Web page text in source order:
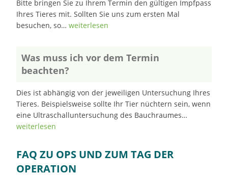
Bitte bringen Sie zu Ihrem Termin den gültigen Impfpass
Ihres Tieres mit. Sollten Sie uns zum ersten Mal
besuchen, so…weiterlesen
Was muss ich vor dem Termin
beachten?
Dies ist abhängig von der jeweiligen Untersuchung Ihres
Tieres. Beispielsweise sollte Ihr Tier nüchtern sein, wenn
eine Ultraschalluntersuchung des Bauchraumes…
weiterlesen
FAQ ZU OPS UND ZUM TAG DER
OPERATION